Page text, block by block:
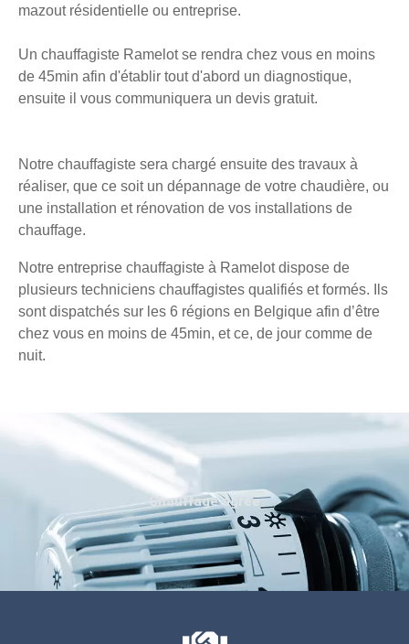
mazout résidentielle ou entreprise.
Un chauffagiste Ramelot se rendra chez vous en moins
de 45min afin d'établir tout d'abord un diagnostique,
ensuite il vous communiquera un devis gratuit.
Notre chauffagiste sera chargé ensuite des travaux à
réaliser, que ce soit un dépannage de votre chaudière, ou
une installation et rénovation de vos installations de
chauffage.
Notre entreprise chauffagiste à Ramelot dispose de
plusieurs techniciens chauffagistes qualifiés et formés. Ils
sont dispatchés sur les 6 régions en Belgique afin d’être
chez vous en moins de 45min, et ce, de jour comme de
nuit.
Chauffage agréé